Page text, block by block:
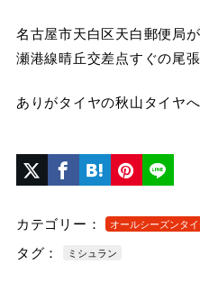
名古屋市天白区天白郵便局
瀬港線晴丘交差点すぐの尾
ありがタイヤの秋山タイヤ
カテゴリー： オールシーズンタ
タグ： ミシュラン